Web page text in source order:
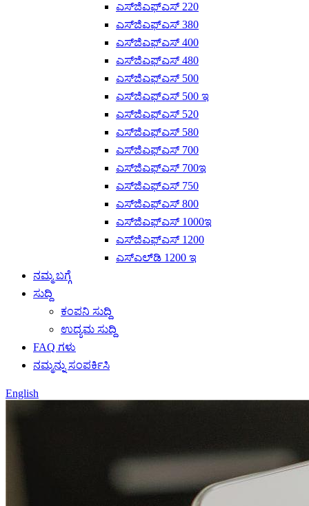
ಎಸ್‌ಜಿಎಫ್‌ಎಸ್ 220
ಎಸ್‌ಜಿಎಫ್‌ಎಸ್ 380
ಎಸ್‌ಜಿಎಫ್‌ಎಸ್ 400
ಎಸ್‌ಜಿಎಫ್‌ಎಸ್ 480
ಎಸ್‌ಜಿಎಫ್‌ಎಸ್ 500
ಎಸ್‌ಜಿಎಫ್‌ಎಸ್ 500 ಇ
ಎಸ್‌ಜಿಎಫ್‌ಎಸ್ 520
ಎಸ್‌ಜಿಎಫ್‌ಎಸ್ 580
ಎಸ್‌ಜಿಎಫ್‌ಎಸ್ 700
ಎಸ್‌ಜಿಎಫ್‌ಎಸ್ 700ಇ
ಎಸ್‌ಜಿಎಫ್‌ಎಸ್ 750
ಎಸ್‌ಜಿಎಫ್‌ಎಸ್ 800
ಎಸ್‌ಜಿಎಫ್‌ಎಸ್ 1000ಇ
ಎಸ್‌ಜಿಎಫ್‌ಎಸ್ 1200
ಎಸ್‌ಎಲ್‌ಡಿ 1200 ಇ
ನಮ್ಮ ಬಗ್ಗೆ
ಸುದ್ದಿ
ಕಂಪನಿ ಸುದ್ದಿ
ಉದ್ಯಮ ಸುದ್ದಿ
FAQ ಗಳು
ನಮ್ಮನ್ನು ಸಂಪರ್ಕಿಸಿ
English